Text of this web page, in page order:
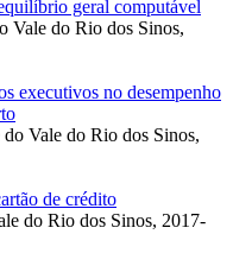
geral computável
Vale do Rio dos Sinos,
executivos no desempenho
Vale do Rio dos Sinos,
de crédito
do Rio dos Sinos, 2017-